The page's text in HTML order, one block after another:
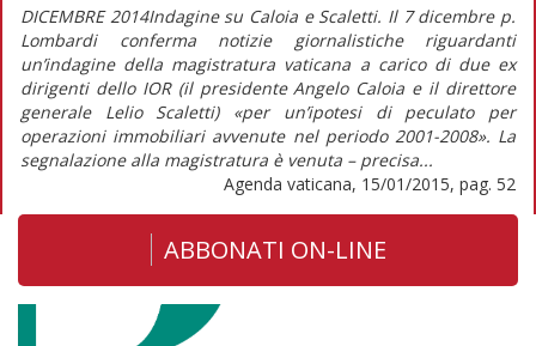
DICEMBRE 2014Indagine su Caloia e Scaletti. Il 7 dicembre p.
Lombardi conferma notizie giornalistiche riguardanti
un’indagine della magistratura vaticana a carico di due ex
dirigenti dello IOR (il presidente Angelo Caloia e il direttore
generale Lelio Scaletti) «per un’ipotesi di peculato per
operazioni immobiliari avvenute nel periodo 2001-2008». La
segnalazione alla magistratura è venuta – precisa...
Agenda vaticana, 15/01/2015, pag. 52
ABBONATI ON-LINE